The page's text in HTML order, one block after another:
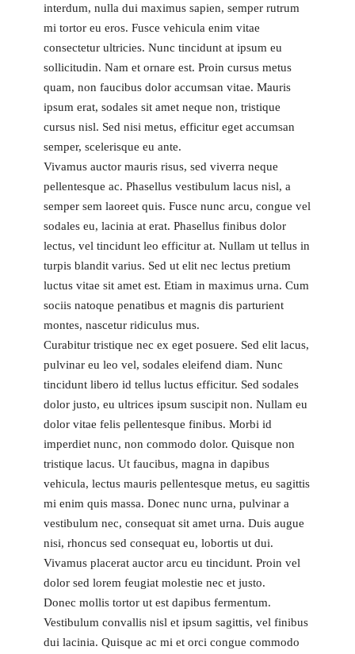
interdum, nulla dui maximus sapien, semper rutrum
mi tortor eu eros. Fusce vehicula enim vitae
consectetur ultricies. Nunc tincidunt at ipsum eu
sollicitudin. Nam et ornare est. Proin cursus metus
quam, non faucibus dolor accumsan vitae. Mauris
ipsum erat, sodales sit amet neque non, tristique
cursus nisl. Sed nisi metus, efficitur eget accumsan
semper, scelerisque eu ante.
Vivamus auctor mauris risus, sed viverra neque
pellentesque ac. Phasellus vestibulum lacus nisl, a
semper sem laoreet quis. Fusce nunc arcu, congue vel
sodales eu, lacinia at erat. Phasellus finibus dolor
lectus, vel tincidunt leo efficitur at. Nullam ut tellus in
turpis blandit varius. Sed ut elit nec lectus pretium
luctus vitae sit amet est. Etiam in maximus urna. Cum
sociis natoque penatibus et magnis dis parturient
montes, nascetur ridiculus mus.
Curabitur tristique nec ex eget posuere. Sed elit lacus,
pulvinar eu leo vel, sodales eleifend diam. Nunc
tincidunt libero id tellus luctus efficitur. Sed sodales
dolor justo, eu ultrices ipsum suscipit non. Nullam eu
dolor vitae felis pellentesque finibus. Morbi id
imperdiet nunc, non commodo dolor. Quisque non
tristique lacus. Ut faucibus, magna in dapibus
vehicula, lectus mauris pellentesque metus, eu sagittis
mi enim quis massa. Donec nunc urna, pulvinar a
vestibulum nec, consequat sit amet urna. Duis augue
nisi, rhoncus sed consequat eu, lobortis ut dui.
Vivamus placerat auctor arcu eu tincidunt. Proin vel
dolor sed lorem feugiat molestie nec et justo.
Donec mollis tortor ut est dapibus fermentum.
Vestibulum convallis nisl et ipsum sagittis, vel finibus
dui lacinia. Quisque ac mi et orci congue commodo